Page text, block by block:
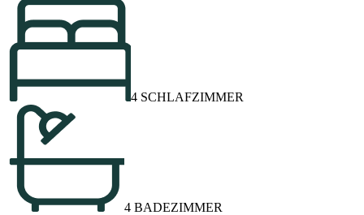
4 SCHLAFZIMMER
4 BADEZIMMER